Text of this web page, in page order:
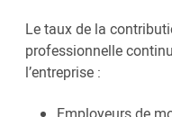
Le taux de la
professionnelle
l’entreprise :
Employeurs de